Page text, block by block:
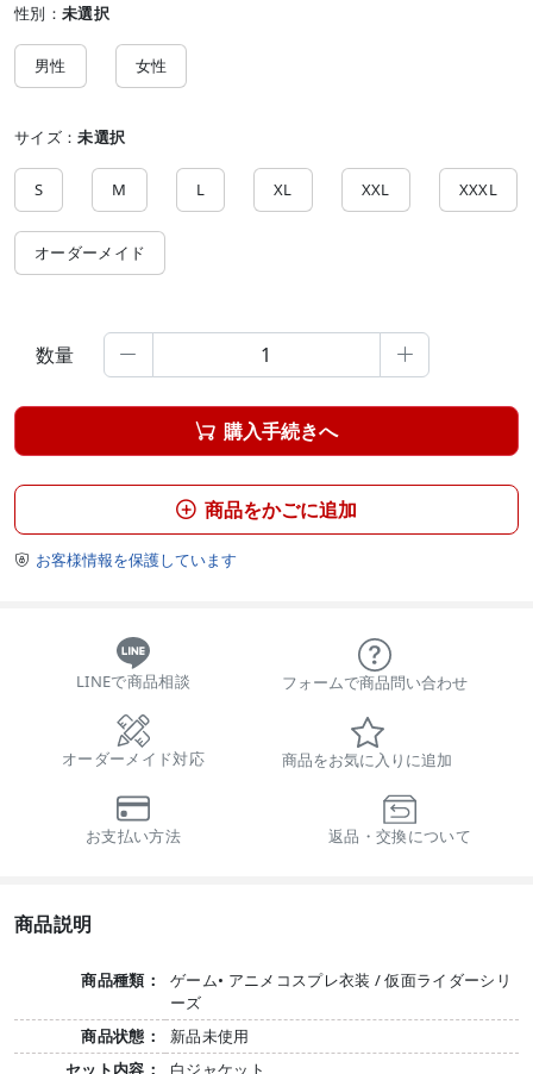
性別： 未選択
男性 女性
サイズ：未選択
S M L XL XXL XXXL
オーダーメイド
数量  
 購入手続きへ
 商品をかごに追加
 お客様情報を保護しています
LINEで商品相談 フォームで商品問い合わせ
オーダーメイド対応 商品をお気に入りに追加
お支払い方法 返品・交換について
商品説明
商品種類：
ゲーム• アニメコスプレ衣装 / 仮面ライダーシリ
ーズ
商品状態：
新品未使用
セット内容：
白ジャケット